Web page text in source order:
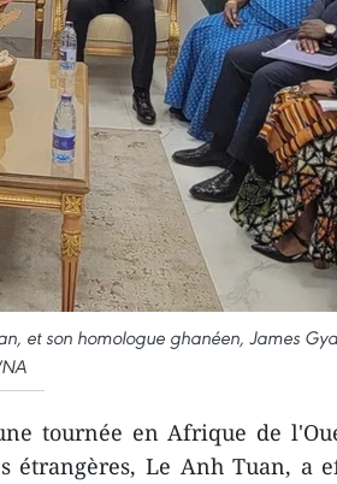
et son homologue ghanéen, James
tournée en Afrique de
Le Anh Tuan, a